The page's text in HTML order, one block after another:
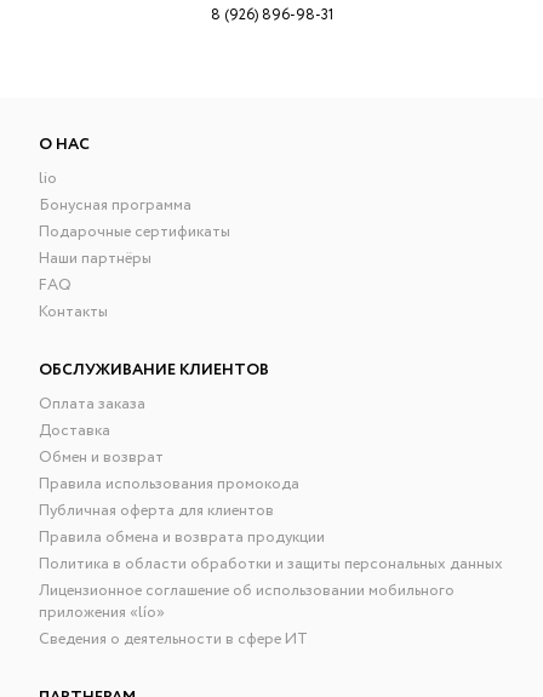
8 (926) 896-98-31
О НАС
lio
Бонусная программа
Подарочные сертификаты
Наши партнёры
FAQ
Контакты
ОБСЛУЖИВАНИЕ КЛИЕНТОВ
Оплата заказа
Доставка
Обмен и возврат
Правила использования промокода
Публичная оферта для клиентов
Правила обмена и возврата продукции
Политика в области обработки и защиты персональных данных
Лицензионное соглашение об использовании мобильного
приложения «lío»
Сведения о деятельности в сфере ИТ